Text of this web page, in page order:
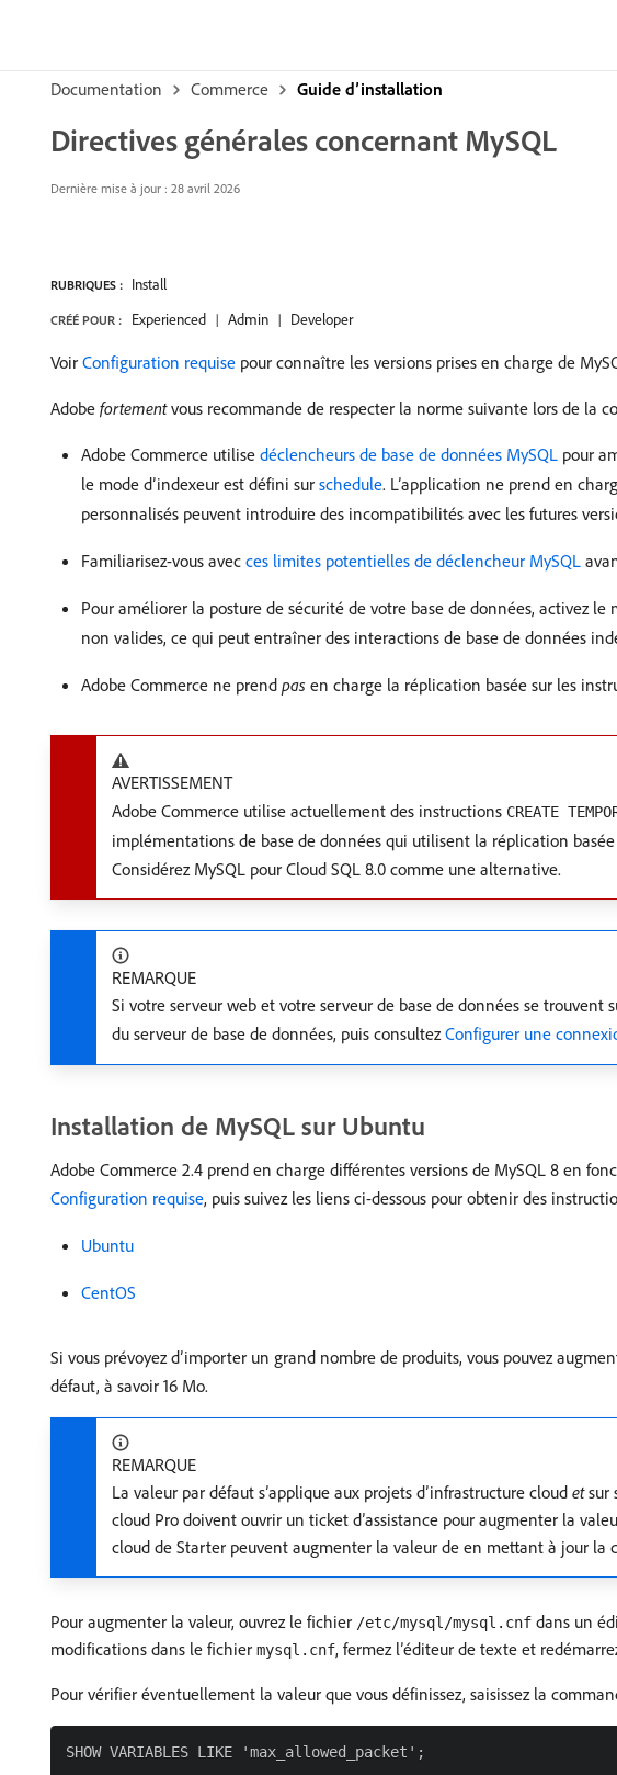
Documentation Commerce Guide d’installation
Directives générales concernant MySQL
Dernière mise à jour : 28 avril 2026
RUBRIQUES : Install
CRÉÉ POUR : Experienced Admin Developer
Voir Configuration requise pour connaître les versions prises en charge de
Adobe fortementvous recommande de respecter la norme suivante lors de la
Adobe Commerce utilise déclencheurs de base de données MySQL pour
le mode d’indexeur est défini sur schedule. L’application ne prend en
personnalisés peuvent introduire des incompatibilités avec les futures
Familiarisez-vous avec ces limites potentielles de déclencheur MySQL
Pour améliorer la posture de sécurité de votre base de données, activez le
non valides, ce qui peut entraîner des interactions de base de données
Adobe Commerce ne prend pas en charge la réplication basée sur les
AVERTISSEMENT
Adobe Commerce utilise actuellement des instructions CREATE
implémentations de base de données qui utilisent la réplication basée
Considérez MySQL pour Cloud SQL 8.0 comme une alternative.
REMARQUE
Si votre serveur web et votre serveur de base de données se trouvent
du serveur de base de données, puis consultezConfigurer une
Installation de MySQL sur Ubuntu
Adobe Commerce 2.4 prend en charge différentes versions de MySQL 8 en
Configuration requise, puis suivez les liens ci-dessous pour obtenir des
Ubuntu
CentOS
Si vous prévoyez d’importer un grand nombre de produits, vous pouvez
défaut, à savoir 16 Mo.
REMARQUE
La valeur par défaut s’applique aux projets d’infrastructure cloud etsur
cloud Pro doivent ouvrir un ticket d’assistance pour augmenter la
cloud de Starter peuvent augmenter la valeur de en mettant à jour la
Pour augmenter la valeur, ouvrez le fichier /etc/mysql/mysql.cnf dans un
modifications dans le fichier mysql.cnf, fermez l’éditeur de texte et
Pour vérifier éventuellement la valeur que vous définissez, saisissez la